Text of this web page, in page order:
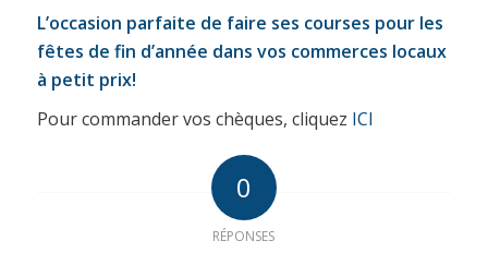
L’occasion parfaite de faire ses courses pour les
fêtes de fin d’année dans vos commerces locaux
à petit prix!
Pour commander vos chèques, cliquez ICI
0
RÉPONSES